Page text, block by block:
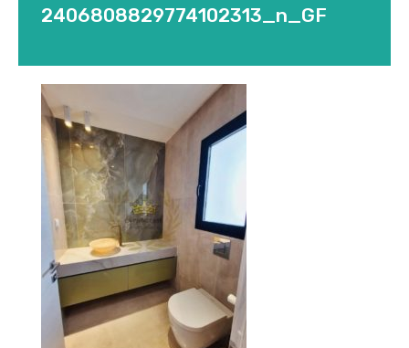
2406808829774102313_n_GF